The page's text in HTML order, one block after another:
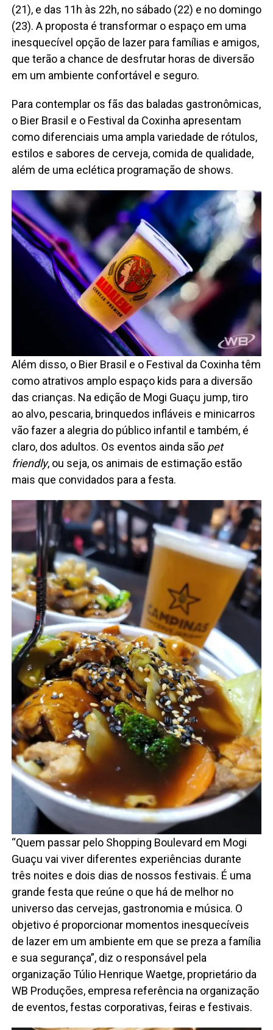
(21), e das 11h às 22h, no sábado (22) e no domingo
(23). A proposta é transformar o espaço em uma
inesquecível opção de lazer para famílias e amigos,
que terão a chance de desfrutar horas de diversão
em um ambiente confortável e seguro.
Para contemplar os fãs das baladas gastronômicas,
o Bier Brasil e o Festival da Coxinha apresentam
como diferenciais uma ampla variedade de rótulos,
estilos e sabores de cerveja, comida de qualidade,
além de uma eclética programação de shows.
Além disso, o Bier Brasil e o Festival da Coxinha têm
como atrativos amplo espaço kids para a diversão
das crianças. Na edição de Mogi Guaçu jump, tiro
ao alvo, pescaria, brinquedos infláveis e minicarros
vão fazer a alegria do público infantil e também, é
claro, dos adultos. Os eventos ainda são pet
friendly, ou seja, os animais de estimação estão
mais que convidados para a festa.
“Quem passar pelo Shopping Boulevard em Mogi
Guaçu vai viver diferentes experiências durante
três noites e dois dias de nossos festivais. É uma
grande festa que reúne o que há de melhor no
universo das cervejas, gastronomia e música. O
objetivo é proporcionar momentos inesquecíveis
de lazer em um ambiente em que se preza a família
e sua segurança”, diz o responsável pela
organização Túlio Henrique Waetge, proprietário da
WB Produções, empresa referência na organização
de eventos, festas corporativas, feiras e festivais.